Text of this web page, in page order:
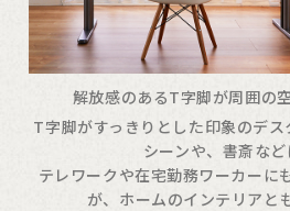
解放感のあるT字脚が周囲の
T字脚がすっきりとした印象のデ
シーンや、書斎など
テレワークや在宅勤務ワーカーに
が、ホームのインテリアと